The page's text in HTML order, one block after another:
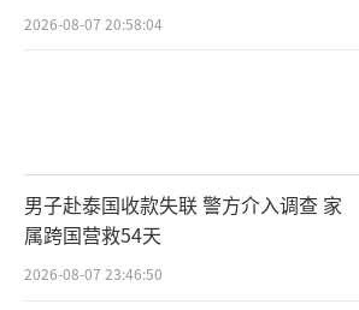
2026-08-07 20:58:04
男子赴泰国收款失联 警方介入调查 家
属跨国营救54天
2026-08-07 23:46:50